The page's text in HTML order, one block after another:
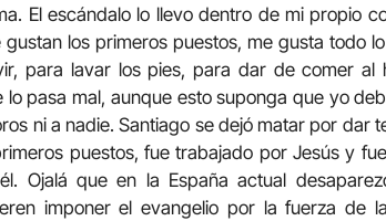
El escándalo lo llevo dentro de mi propio
los primeros puestos, me gusta todo
para lavar los pies, para dar de comer
pasa mal, aunque esto suponga que yo
ni a nadie. Santiago se dejó matar por dar
puestos, fue trabajado por Jesús y
Ojalá que en la España actual
imponer el evangelio por la fuerza de